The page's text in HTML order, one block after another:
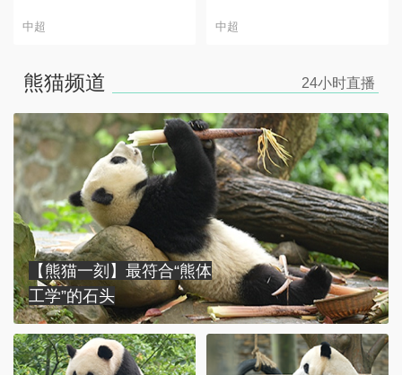
中超 中超
熊猫频道 24小时直播
【熊猫一刻】最符合“熊体
工学”的石头